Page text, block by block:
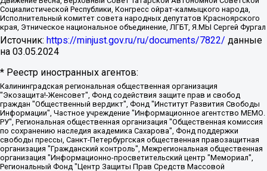
Социалистической Республики, Конгресс ойрат-калмыцкого народа,
Исполнительный комитет совета народных депутатов Красноярского
края, Этническое национальное объединение, ЛГБТ, Я.МЫ Сергей Фургал
Источник: https://minjust.gov.ru/ru/documents/7822/ данные
на 03.05.2024
* Реестр иностранных агентов:
Калининградская региональная общественная организация "Экозащита!-Женсовет", Фонд содействия защите прав и свобод граждан "Общественный вердикт", Фонд "Институт Развития Свободы Информации", Частное учреждение "Информационное агентство МЕМО. РУ", Региональная общественная организация "Общественная комиссия по сохранению наследия академика Сахарова", Фонд поддержки свободы прессы, Санкт-Петербургская общественная правозащитная организация "Гражданский контроль", Межрегиональная общественная организация "Информационно-просветительский центр "Мемориал", Региональный Фонд "Центр Защиты Прав Средств Массовой Информации", с 05.12.2023 Фонд "Центр Защиты Прав Средств массовой информации", Региональная общественная благотворительная организация помощи беженцам и мигрантам "Гражданское содействие", Негосударственное образовательное учреждение дополнительного профессионального образования (повышение квалификации) специалистов "АКАДЕМИЯ ПО ПРАВАМ ЧЕЛОВЕКА", Свердловская региональная общественная организация "Сутяжник", Автономная некоммерческая организация "Центр независимых социологических исследований", Союз общественных объединений "Российский исследовательский центр по правам человека", Региональное общественное учреждение научно-информационный центр "МЕМОРИАЛ", Некоммерческая организация "Фонд защиты гласности", Автономная некоммерческая организация "Институт прав человека", Городская общественная организация "Екатеринбургское общество "МЕМОРИАЛ", Городская общественная организация "Рязанское историко-просветительское и правозащитное общество "Мемориал" (Рязанский Мемориал), Челябинский региональный орган общественной самодеятельности – женское общественное объединение "Женщины Евразии", Челябинский региональный орган общественной самодеятельности "Уральская правозащитная группа", Фонд содействия защите здоровья и социальной справедливости имени Андрея Рылькова, Автономная Некоммерческая Организация "Аналитический Центр Юрия Левады", Автономная некоммерческая организация социальной поддержки населения "Проект Апрель", Региональная общественная организация помощи женщинам и детям, находящимся в кризисной ситуации "Информационно-методический центр "Анна", Фонд содействия развитию массовых коммуникаций и правовому просвещению "Так-так-Так", Фонд содействия устойчивому развитию "Серебряная тайга", Свердловский региональный общественный фонд социальных проектов "Новое время", "Idel.Реалии", Кавказ.Реалии, Крым.Реалии, Телеканал Настоящее Время, Татаро-башкирская служба Радио Свобода (Azatliq Radiosi), Радио Свободная Европа/Радио Свобода (PCE/PC), "Сибирь.Реалии", "Фактограф", Благотворительный фонд помощи осужденным и их семьям, Автономная некоммерческая организация "Институт глобализации и социальных движений", Фонд "В защиту прав заключенных", Частное учреждение "Центр поддержки и содействия развитию средств массовой информации", Пензенский региональный общественный благотворительный фонд "Гражданский союз", "Север.Реалии", Некоммерческая организация Фонд "Правовая инициатива", Общество с ограниченной ответственностью "Радио Свободная Европа/Радио Свобода", Чешское информационное агентство "MEDIUM-ORIENT", Красноярская региональная общественная организация "Мы против СПИДа", Камалягин Денис Николаевич, Маркелов Сергей Евгеньевич, Пономарев Лев Александрович, Савицкая Людмила Алексеевна, Автономная некоммерческая организация "Центр по работе с проблемой насилия "НАСИЛИЮ.НЕТ", Межрегиональный профессиональный союз работников здравоохранения "Альянс врачей", Юридическое лицо, зарегистрированное в Латвийской Республике, SIA "Medusa Project" (регистрационный номер 40103797863, дата регистрации 10.06.2014), Некоммерческая организация "Фонд по борьбе с коррупцией", Автономная некоммерческая организация "Институт права и публичной политики", Баданин Роман Сергеевич, Гликин Максим Александрович, Железнова Мария Михайловна, Лукьянова Юлия Сергеевна, Маетная Елизавета Витальевна, Маняхин Петр Борисович, Чуракова Ольга Владимировна, Ярош Юлия Петровна, Юридическое лицо "The Insider SIA", зарегистрированное в Риге, Латвийская Республика (дата регистрации 26.06.2015), являющееся администратором доменного имени интернет-издания "The Insider SIA", https://theins.ru, Постернак Алексей Евгеньевич, Рубин Михаил Аркадьевич, Анин Роман Александрович, Юридическое лицо Istories fonds, зарегистрированное в Латвийской Республике (регистрационный номер 50008295751, дата регистрации 24.02.2020), Великовский Дмитрий Александрович, Долинина Ирина Николаевна, Мароховская Алеся Алексеевна, Шлейнов Роман Юрьевич, Шмагун Олеся Валентиновна, Общество с ограниченной ответственностью "Альтаир 2021", Общество с ограниченной ответственностью "Вега 2021", Общество с ограниченной ответственностью "Главный редактор 2021", Общество с ограниченной ответственностью "Ромашки монолит", Важенков Артем Валерьевич, Ивановская областная общественная организация "Центр гендерных исследований", Гурман Юрий Альбертович, Медиапроект "ОВД-Инфо", Егоров Владимир Владимирович, Жилинский Владимир Александрович, Общество с ограниченной ответственностью "ЗП", Иванова София Юрьевна, Карезина Инна Павловна, Кильтау Екатерина Викторовна, Петров Алексей Викторович, Пискунов Сергей Евгеньевич, Смирнов Сергей Сергеевич, Тихонов Михаил Сергеевич, Общество с ограниченной ответственностью "ЖУРНАЛИСТ-ИНОСТРАННЫЙ АГЕНТ", Арапова Галина Юрьевна, Вольтская Татьяна Анатольевна, Американская компания "Mason G.E.S. Anonymous Foundation" (США), являющаяся владельцем интернет-издания https://mnews.world/, Компания "Stichting Bellingcat", зарегистрированная в Нидерландах (дата регистрации 11.07.2018), Захаров Андрей Вячеславович, Клепиковская Екатерина Дмитриевна, Общество с ограниченной ответственностью "МЕМО", Перл Роман Александрович, Симонов Евгений Алексеевич, Соловьева Елена Анатольевна, Сотников Даниил Владимирович, Сурначева Елизавета Дмитриевна, Автономная некоммерческая организация по защите прав человека и информированию населения "Якутия – Наше Мнение", Общество с ограниченной ответственностью "Москоу диджитал медиа", с 26.01.2023 Общество с ограниченной ответственностью "Чайка Белые сады", Ветошкина Валерия Валерьевна, Заговора Максим Александрович, Межрегиональное общественное движение "Российская ЛГБТ - сеть", Оленичев Максим Владимирович, Павлов Иван Юрьевич, Скворцова Елена Сергеевна, Общество с ограниченной ответственностью "Как бы инагент", Кочетков Игорь Викторович, Общество с ограниченной ответственностью "Честные выборы", Еланчик Олег Александрович, Общество с ограниченной ответственностью "Нобелевский призыв", Гималова Регина Эмилевна, Григорьев Андрей Валерьевич, Григорьева Алина Александровна, Ассоциация по содействию защите прав призывников, альтернативнослужащих и военнослужащих "Правозащитная группа "Гражданин.Армия.Право", Хисамова Регина Фаритовна, Автономная некоммерческая организация по реализации социально-правовых программ "Лилит", Дальневосточное общественное движение "Маяк", Санкт-Петербургская ЛГБТ-инициативная группа "Выход", Инициативная группа ЛГБТ+ "Реверс", Алексеев Андрей Викторович, Бекбулатова Таисия Львовна, Беляев Иван Михайлович, Владыкина Елена Сергеевна, Гельман Марат Александрович, Никульшина Вероника Юрьевна, Толоконникова Надежда Андреевна, Шендерович Виктор Анатольевич, Общество с ограниченной ответственностью "Данное сообщение", Общество с ограниченной ответственностью Издательский дом "Новая глава", Айнбиндер Александра Александровна, Московский комьюнити-центр для ЛГБТ+инициатив, Благотворительный фонд развития филантропии, Deutsche Welle (Германия, Kurt-Schumacher-Strasse 3, 53113 Bonn), Борзунова Мария Михайловна, Воробьев Виктор Викторович, Голубева Анна Львовна, Константинова Алла Михайловна, Малкова Ирина Владимировна, Мурадов Мурад Абдулгалимович, Осетинская Елизавета Николаевна, Понасенков Евгений Николаевич, Ганапольский Матвей Юрьевич, Киселев Евгений Алексеевич, Борухович Ирина Григорьевна, Дремин Иван Тимофеевич, Дубровский Дмитрий Викторович, Красноярская региональная общественная организация поддержки и развития альтернативных образовательных технологий и межкультурных коммуникаций "ИНТЕРРА", Маяковская Екатерина Алексеевна, Фейгин Марк Захарович, Филимонов Андрей Викторович, Дзугкоева Регина Николаевна, Доброхотов Роман Александрович, Дудь Юрий Александрович, Елкин Сергей Владимирович, Кругликов Кирилл Игоревич, Сабунаева Мария Леонидовна, Семенов Алексей Владимирович, Шаинян Карен Багратович, Шульман Екатерина Михайловна, Асафьев Артур Валерьевич, Вахштайн Виктор Семенович, Венедиктов Алексей Алексеевич, Лушникова Екатерина Евгеньевна, Волков Леонид Михайлович, Невзоров Александр Глебович, Пархоменко Сергей Борисович, Сироткин Ярослав Николаевич, Кара-Мурза Владимир Владимирович, Баранова Наталья Владимировна, Гозман Леонид Яковлевич, Кагарлицкий Борис Юльевич, Климарев Михаил Валерьевич, Милов Владимир Станиславович, Автономная некоммерческая организация Краснодарский центр современного искусства "Типография", Моргенштерн Алишер Тагирович, Соболь Любовь Эдуардовна, Общество с ограниченной ответственностью "ЛИЗА НОРМ", Каспаров Гарри Кимович, Ходорковский Михаил Борисович, Общество с ограниченной ответственностью "Апрельские тезисы", Данилович Ирина Брониславовна, Кашин Олег Владимирович, Петров Николай Владимирович, Пивоваров Алексей Владимирович, Соколов Михаил Владимирович, Цветкова Юлия Владимировна, Чичваркин Евгений Александрович, Комитет против пыток/Команда против пыток, Общество с ограниченной ответственностью "Первый научный", Общество с ограниченной ответственностью "Вертолет и ко", Белоцерковская Вероника Борисовна, Кац Максим Евгеньевич, Лазарева Татьяна Юрьевна, Шаведдинов Руслан Табризович, Яшин Илья Валерьевич, Общество с ограниченной ответственностью "Иноагент ААВ", Алешковский Дмитрий Петрович, Альбац Евгения Марковна, Быков Дмитрий Львович, Галямина Юлия Евгеньевна, Лойко Сергей Леонидович, Мартынов Кирилл Константинович, Медведев Сергей Александрович, Крашенинников Федор Геннадиевич, Гордеева Катерина Вл